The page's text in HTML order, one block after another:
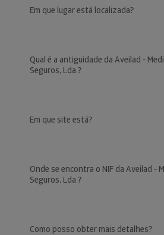
Em que lugar está localizada?
Qual é a antiguidade da Aveilad -
Seguros, Lda.?
Em que site está?
Onde se encontra o NIF da Aveilad -
Seguros, Lda.?
Como posso obter mais detalhes?